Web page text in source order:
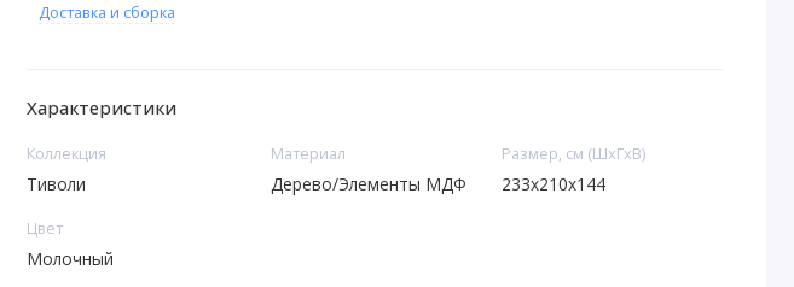
Доставка и сборка
Характеристики
Коллекция
Тиволи
Материал
Дерево/Элементы МДФ
Размер, см (ШхГхВ)
233x210x144
Цвет
Молочный